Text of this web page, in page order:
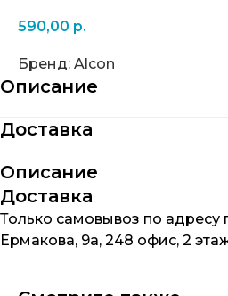
590,00 р.
Бренд: Alcon
Описание
Доставка
Описание
Доставка
Только самовывоз по адресу
Ермакова, 9а, 248 офис, 2